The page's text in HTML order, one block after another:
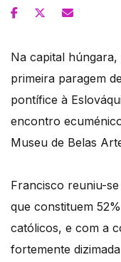
Na capital
primeira paragem
pontífice à
encontro
Museu de Belas
Francisco reuniu-
que constituem
católicos, e com a
fortemente